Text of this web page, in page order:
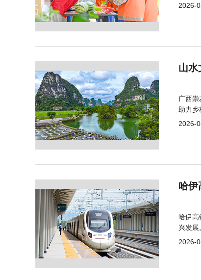
2026-
山水
广西
助力乡
2026-
哈伊
哈伊高
兴发展
2026-